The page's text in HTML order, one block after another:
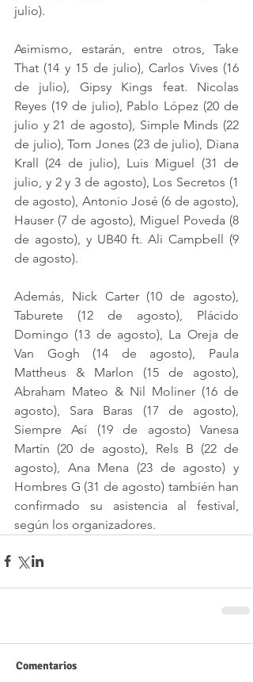
julio).
Asimismo, estarán, entre otros, Take
That (14 y 15 de julio), Carlos Vives (16
de julio), Gipsy Kings feat. Nicolas
Reyes (19 de julio), Pablo López (20 de
julio y 21 de agosto), Simple Minds (22
de julio), Tom Jones (23 de julio), Diana
Krall (24 de julio), Luis Miguel (31 de
julio, y 2 y 3 de agosto), Los Secretos (1
de agosto), Antonio José (6 de agosto),
Hauser (7 de agosto), Miguel Poveda (8
de agosto), y UB40 ft. Ali Campbell (9
de agosto).
Además, Nick Carter (10 de agosto),
Taburete (12 de agosto), Plácido
Domingo (13 de agosto), La Oreja de
Van Gogh (14 de agosto), Paula
Mattheus & Marlon (15 de agosto),
Abraham Mateo & Nil Moliner (16 de
agosto), Sara Baras (17 de agosto),
Siempre Así (19 de agosto) Vanesa
Martín (20 de agosto), Rels B (22 de
agosto), Ana Mena (23 de agosto) y
Hombres G (31 de agosto) también han
confirmado su asistencia al festival,
según los organizadores.
Comentarios